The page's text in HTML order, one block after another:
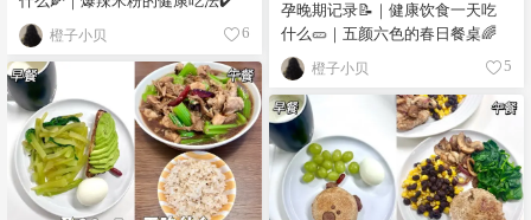
橙子小贝 6
孕晚期记录📝｜健康饮食一天吃
什么🥒｜五颜六色的春日餐桌🌈
橙子小贝 5